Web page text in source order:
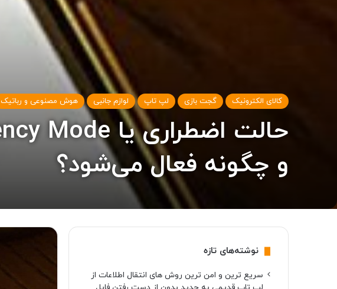
کالای الکترونیک گجت بازی لپ تاپ لوازم جانبی هوش مصنوعی و رباتیک
و چگونه فعال می‌شود؟
نوشته‌های تازه
سریع ترین و امن ترین روش های انتقال اطلاعات از